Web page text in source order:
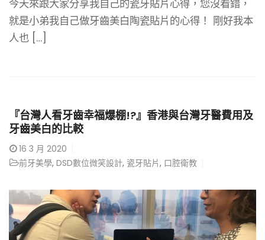
今天來跟大家分享我自己的瓷牙貼片心得，您沒看錯，
就是小弟我自己做牙齒美白陶瓷貼片的心得！ 剛好我本
人也 […]
『台灣人看牙齒幸福爆棚!?』香港與台灣牙醫費用及
牙齒美白的比較
16 3 月 2020
前牙美學, DSD數位微笑設計, 瓷牙貼片, 口腔衛教